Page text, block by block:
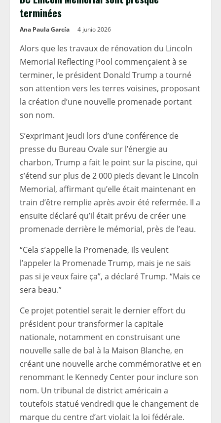
terminées
Ana Paula García 4 junio 2026
Alors que les travaux de rénovation du Lincoln
Memorial Reflecting Pool commençaient à se
terminer, le président Donald Trump a tourné
son attention vers les terres voisines, proposant
la création d’une nouvelle promenade portant
son nom.
S’exprimant jeudi lors d’une conférence de
presse du Bureau Ovale sur l’énergie au
charbon, Trump a fait le point sur la piscine, qui
s’étend sur plus de 2 000 pieds devant le Lincoln
Memorial, affirmant qu’elle était maintenant en
train d’être remplie après avoir été refermée. Il a
ensuite déclaré qu’il était prévu de créer une
promenade derrière le mémorial, près de l’eau.
“Cela s’appelle la Promenade, ils veulent
l’appeler la Promenade Trump, mais je ne sais
pas si je veux faire ça”, a déclaré Trump. “Mais ce
sera beau.”
Ce projet potentiel serait le dernier effort du
président pour transformer la capitale
nationale, notamment en construisant une
nouvelle salle de bal à la Maison Blanche, en
créant une nouvelle arche commémorative et en
renommant le Kennedy Center pour inclure son
nom. Un tribunal de district américain a
toutefois statué vendredi que le changement de
marque du centre d’art violait la loi fédérale.